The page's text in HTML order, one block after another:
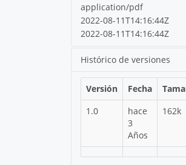
application/pdf
2022-08-11T14:16:44Z
2022-08-11T14:16:44Z
Histórico de versiones
Versión Fecha
1.0
hace
3
Años
162k